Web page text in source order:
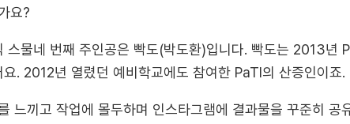
요?
스물네 번째 주인공은 빡도(박도환)입니다. 빡도는 2013년
. 2012년 열렸던 예비학교에도 참여한 PaTI의 산증인이죠.
느끼고 작업에 몰두하며 인스타그램에 결과물을 꾸준히 공